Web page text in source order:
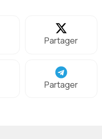
Partager
Partager